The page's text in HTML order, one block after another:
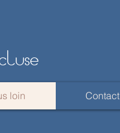
loin Contact